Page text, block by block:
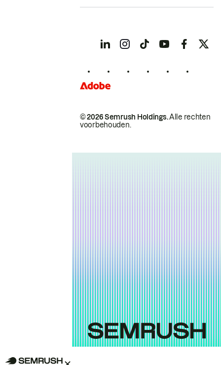
© 2026 Semrush Holdings.Alle rechten
voorbehouden.